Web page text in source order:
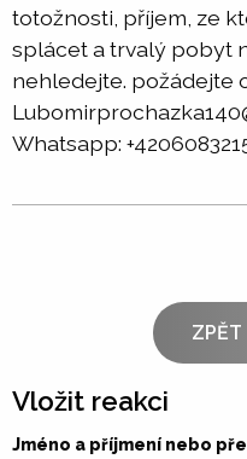
totožnosti, příjem, ze
splácet a trvalý pobyt
nehledejte. požádejte
Whatsapp:
ZPĚT
Vložit reakci
Jméno a příjmení nebo